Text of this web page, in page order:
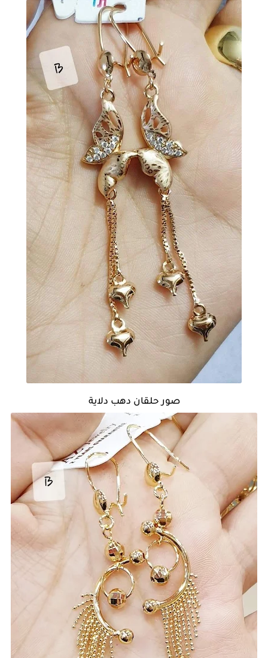
صور حلقان دهب دلاية